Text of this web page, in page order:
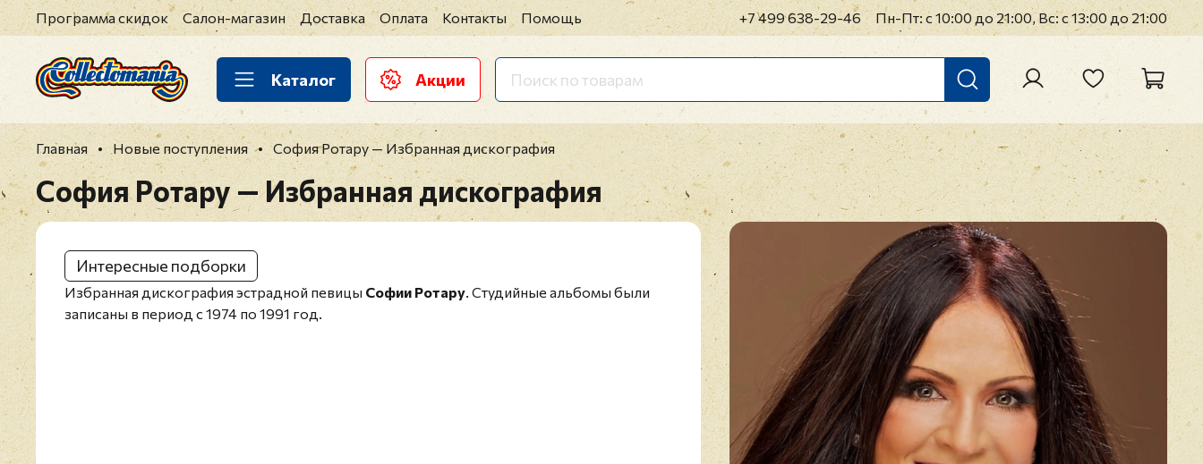
Программа скидок Салон-магазин Доставка Оплата Контакты Помощь +7 499 638-29-46 Пн-Пт: с 10:00 до 21:00, Вс: с 13:00 до 21:00
Каталог Акции
Главная Новые поступления София Ротару — Избранная дискография
София Ротару — Избранная дискография
Интересные подборки
Избранная дискография эстрадной певицы Софии Ротару. Студийные альбомы были
записаны в период с 1974 по 1991 год.